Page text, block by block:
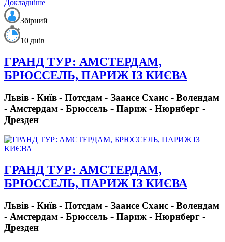
Докладніше
Збірний
10 днів
ГРАНД ТУР: АМСТЕРДАМ,
БРЮССЕЛЬ, ПАРИЖ ІЗ КИЄВА
Львів - Київ - Потсдам - Заансе Сханс - Волендам
- Амстердам - Брюссель - Париж - Нюрнберг -
Дрезден
ГРАНД ТУР: АМСТЕРДАМ,
БРЮССЕЛЬ, ПАРИЖ ІЗ КИЄВА
Львів - Київ - Потсдам - Заансе Сханс - Волендам
- Амстердам - Брюссель - Париж - Нюрнберг -
Дрезден